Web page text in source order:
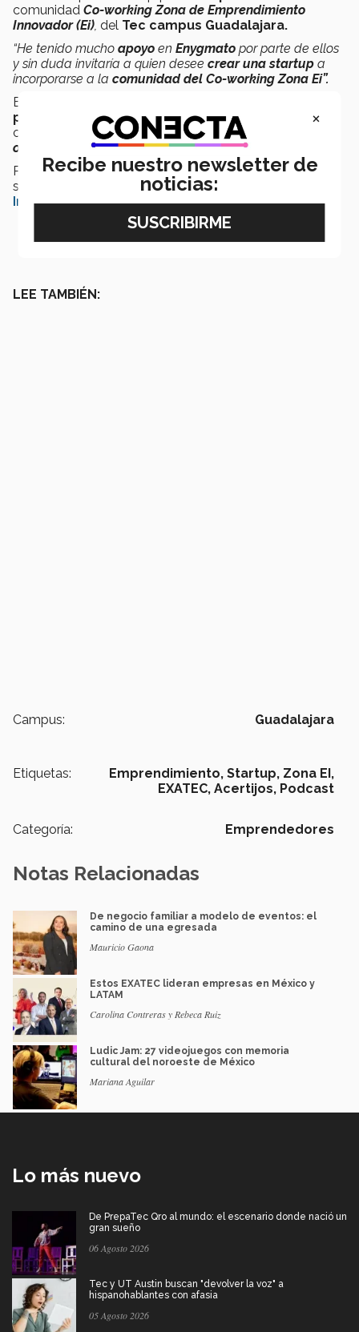
comunidad Co-working Zona de Emprendimiento
Innovador (Ei), del Tec campus Guadalajara.
“He tenido mucho apoyo en Enygmato por parte de ellos
y sin duda invitaría a quien desee crear una startup a
incorporarse a la comunidad del Co-working Zona Ei”.
El equipo de
primera temporada,desarrollarnuevos acertijos
con
usuarios de todo el mundo yexperiencias
offline.
Puedes escuchar los enigmas a través de supodcast
seguirlos en sus redes sociales:Facebook
Instagram.
LEE TAMBIÉN:
Campus: Guadalajara
Etiquetas: Emprendimiento, Startup, Zona EI,
EXATEC, Acertijos, Podcast
Categoría: Emprendedores
Notas Relacionadas
De negocio familiar a modelo de eventos: el
camino de una egresada
Mauricio Gaona
Estos EXATEC lideran empresas en México y
LATAM
Carolina Contreras y Rebeca Ruiz
Ludic Jam: 27 videojuegos con memoria
cultural del noroeste de México
Mariana Aguilar
Lo más nuevo
De PrepaTec Qro al mundo: el escenario donde nació un
gran sueño
06 Agosto 2026
Tec y UT Austin buscan "devolver la voz" a
hispanohablantes con afasia
05 Agosto 2026
×
Recibe nuestro newsletter de
noticias: